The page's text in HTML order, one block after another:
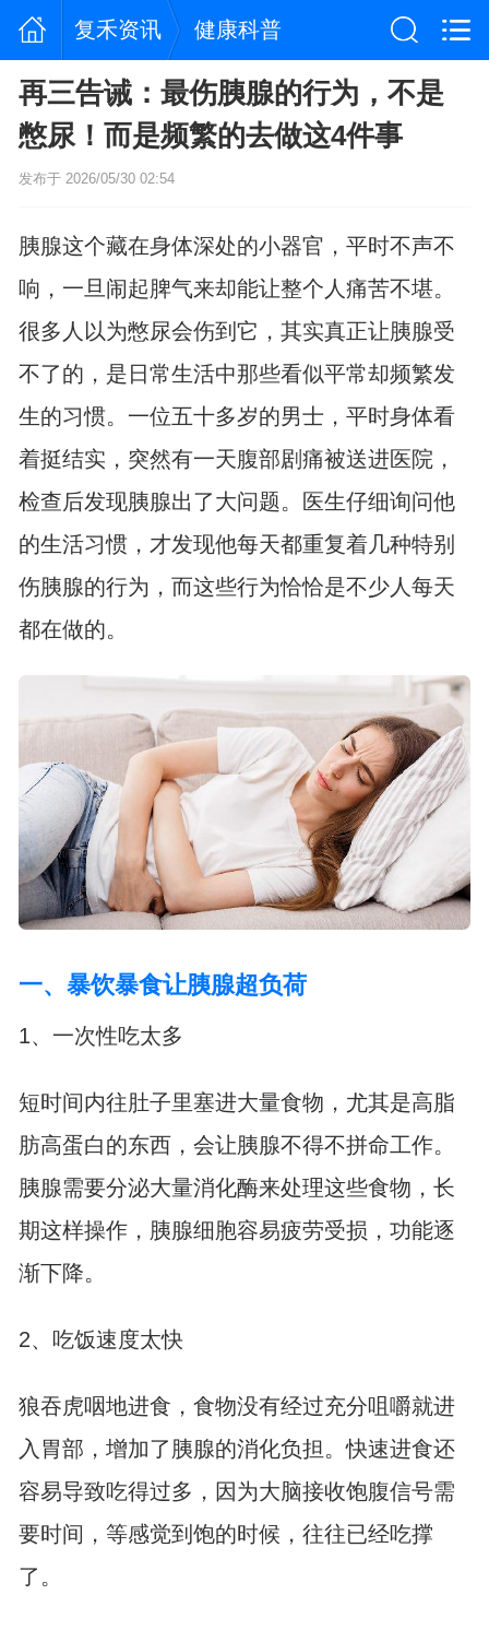
复禾资讯 健康科普
再三告诫：最伤胰腺的行为，不是
憋尿！而是频繁的去做这4件事
发布于 2026/05/30 02:54
胰腺这个藏在身体深处的小器官，平时不声不
响，一旦闹起脾气来却能让整个人痛苦不堪。
很多人以为憋尿会伤到它，其实真正让胰腺受
不了的，是日常生活中那些看似平常却频繁发
生的习惯。一位五十多岁的男士，平时身体看
着挺结实，突然有一天腹部剧痛被送进医院，
检查后发现胰腺出了大问题。医生仔细询问他
的生活习惯，才发现他每天都重复着几种特别
伤胰腺的行为，而这些行为恰恰是不少人每天
都在做的。
一、暴饮暴食让胰腺超负荷
1、一次性吃太多
短时间内往肚子里塞进大量食物，尤其是高脂
肪高蛋白的东西，会让胰腺不得不拼命工作。
胰腺需要分泌大量消化酶来处理这些食物，长
期这样操作，胰腺细胞容易疲劳受损，功能逐
渐下降。
2、吃饭速度太快
狼吞虎咽地进食，食物没有经过充分咀嚼就进
入胃部，增加了胰腺的消化负担。快速进食还
容易导致吃得过多，因为大脑接收饱腹信号需
要时间，等感觉到饱的时候，往往已经吃撑
了。